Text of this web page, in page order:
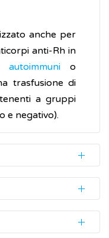
anche per
anti-Rh in
autoimmunio
trasfusione di
a gruppi
e negativo).
in diretto e
non è
Può essere
di famiglia, o